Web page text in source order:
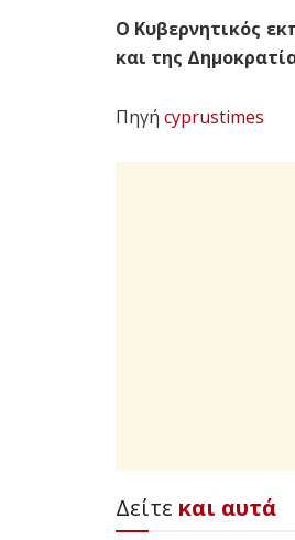
O Kυβερνητικός
και της
Πηγή cyprustimes
Δείτε και αυτά